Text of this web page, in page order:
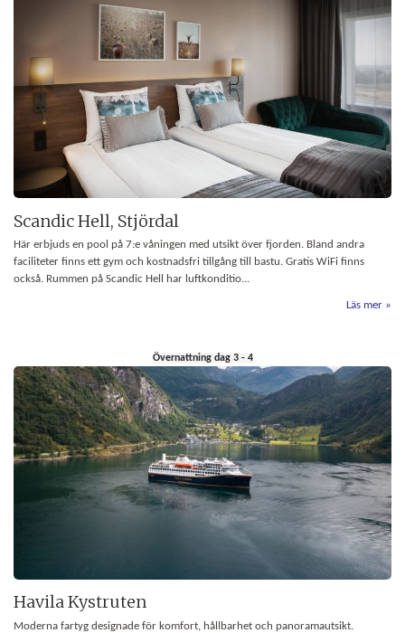
Scandic Hell, Stjördal
Här erbjuds en pool på 7:e våningen med utsikt över fjorden. Bland andra
faciliteter finns ett gym och kostnadsfri tillgång till bastu. Gratis WiFi finns
också. Rummen på Scandic Hell har luftkonditio...
Läs mer
Övernattning dag 3 - 4
Havila Kystruten
Moderna fartyg designade för komfort, hållbarhet och panoramautsikt.